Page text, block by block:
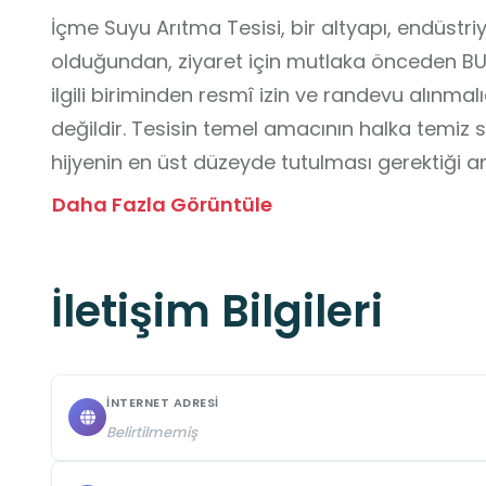
İçme Suyu Arıtma Tesisi, bir altyapı,
olduğundan, ziyaret için mutlaka önceden
ilgili biriminden resmî izin ve randevu
değildir. Tesisin temel amacının halka
hijyenin en üst düzeyde tutulması gerektiği
içinde kaygan zeminler, havuzlar, kimyasal
giyilmesi yasaktır. Eğitim, çevre bilinci ve
ücretsizdir. Randevu saatine kesinlikle
yasaktır. Tesisler genellikle güvenliğin ön
yer alan büyük alanlardır. Okul servislerinin
Daha Fazla Görüntüle
İletişim Bilgileri
İNTERNET ADRESI
Belirtilmemiş